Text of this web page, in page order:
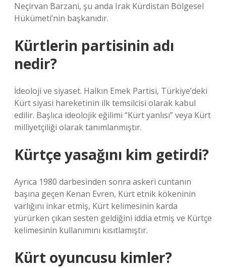
Neçirvan Barzani, şu anda Irak Kürdistan Bölgesel
Hükümeti’nin başkanıdır.
Kürtlerin partisinin adı
nedir?
İdeoloji ve siyaset. Halkın Emek Partisi, Türkiye’deki
Kürt siyasi hareketinin ilk temsilcisi olarak kabul
edilir. Başlıca ideolojik eğilimi “Kürt yanlısı” veya Kürt
milliyetçiliği olarak tanımlanmıştır.
Kürtçe yasağını kim getirdi?
Ayrıca 1980 darbesinden sonra askeri cuntanın
başına geçen Kenan Evren, Kürt etnik kökeninin
varlığını inkar etmiş, Kürt kelimesinin karda
yürürken çıkan sesten geldiğini iddia etmiş ve Kürtçe
kelimesinin kullanımını kısıtlamıştır.
Kürt oyuncusu kimler?